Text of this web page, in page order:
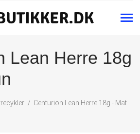
Lean Herre 18g
Centurion Lean Herre 18g - Mat